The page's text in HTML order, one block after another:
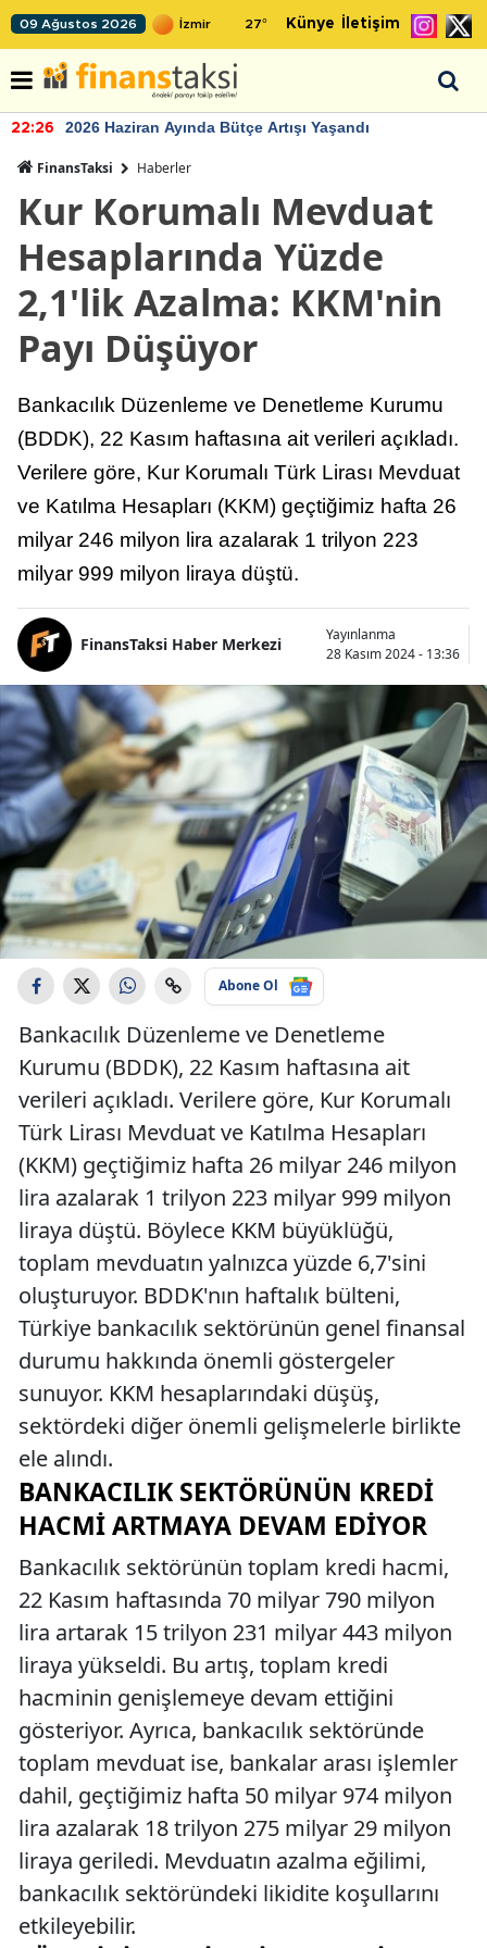
09 Ağustos 2026 27° Künye İletişim
22:26 2026 Haziran Ayında Bütçe Artışı Yaşandı
FinansTaksi Haberler
Kur Korumalı Mevduat
Hesaplarında Yüzde
2,1'lik Azalma: KKM'nin
Payı Düşüyor
Bankacılık Düzenleme ve Denetleme Kurumu
(BDDK), 22 Kasım haftasına ait verileri açıkladı.
Verilere göre, Kur Korumalı Türk Lirası Mevduat
ve Katılma Hesapları (KKM) geçtiğimiz hafta 26
milyar 246 milyon lira azalarak 1 trilyon 223
milyar 999 milyon liraya düştü.
FinansTaksi Haber Merkezi
Yayınlanma
28 Kasım 2024 - 13:36
Abone Ol
Bankacılık Düzenleme ve Denetleme
Kurumu (BDDK), 22 Kasım haftasına ait
verileri açıkladı. Verilere göre, Kur Korumalı
Türk Lirası Mevduat ve Katılma Hesapları
(KKM) geçtiğimiz hafta 26 milyar 246 milyon
lira azalarak 1 trilyon 223 milyar 999 milyon
liraya düştü. Böylece KKM büyüklüğü,
toplam mevduatın yalnızca yüzde 6,7'sini
oluşturuyor. BDDK'nın haftalık bülteni,
Türkiye bankacılık sektörünün genel finansal
durumu hakkında önemli göstergeler
sunuyor. KKM hesaplarındaki düşüş,
sektördeki diğer önemli gelişmelerle birlikte
ele alındı.
BANKACILIK SEKTÖRÜNÜN KREDI
HACMI ARTMAYA DEVAM EDIYOR
Bankacılık sektörünün toplam kredi hacmi,
22 Kasım haftasında 70 milyar 790 milyon
lira artarak 15 trilyon 231 milyar 443 milyon
liraya yükseldi. Bu artış, toplam kredi
hacminin genişlemeye devam ettiğini
gösteriyor. Ayrıca, bankacılık sektöründe
toplam mevduat ise, bankalar arası işlemler
dahil, geçtiğimiz hafta 50 milyar 974 milyon
lira azalarak 18 trilyon 275 milyar 29 milyon
liraya geriledi. Mevduatın azalma eğilimi,
bankacılık sektöründeki likidite koşullarını
etkileyebilir.